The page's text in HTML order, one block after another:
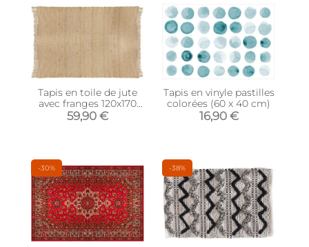
Tapis en toile de jute
avec franges 120x170
cm
59,90 €
Tapis en vinyle pastilles
colorées (60 x 40 cm)
16,90 €
-30% -38%